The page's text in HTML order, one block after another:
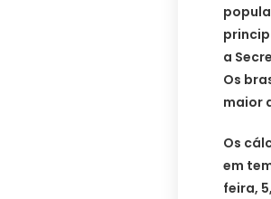
a
Os
maior
Os
em
feira,